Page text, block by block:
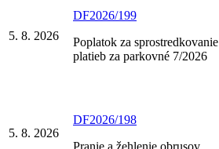
5. 8. 2026
DF2026/199
Poplatok za sprostredkovanie
platieb za parkovné 7/2026
5. 8. 2026
DF2026/198
Pranie a žehlenie obrusov